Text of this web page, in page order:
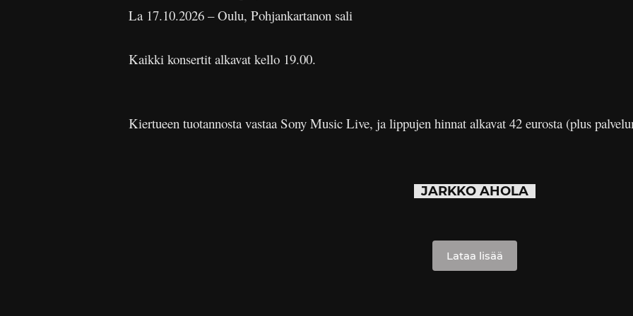
La 17.10.2026 – Oulu, Pohjankartanon sali
Kaikki konsertit alkavat kello 19.00.
Kiertueen tuotannosta vastaa Sony Music Live, ja lippujen hinnat alkavat 42 eurosta (plus
JARKKO AHOLA
Lataa lisää